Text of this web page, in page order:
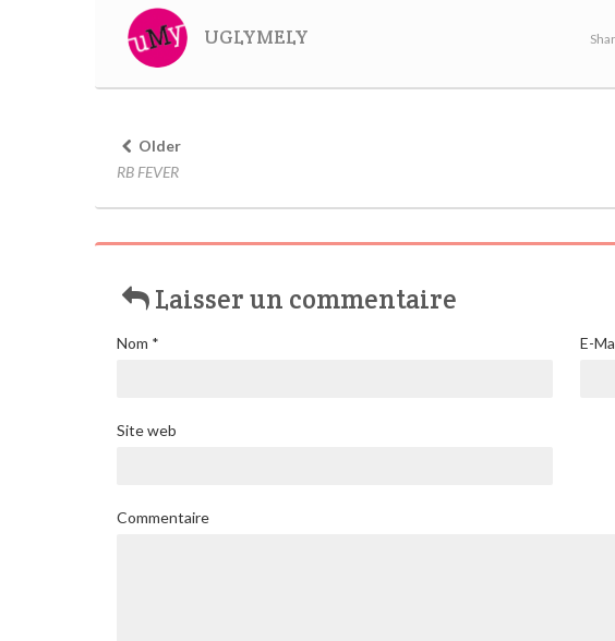
UGLYMELY
Older
RB FEVER
Laisser un commentaire
Nom * E-
Site web
Commentaire